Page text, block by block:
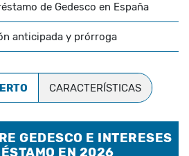
de Gedesco en España
anticipada y prórroga
CARACTERÍSTICAS
GEDESCO E INTERESES
EN 2026